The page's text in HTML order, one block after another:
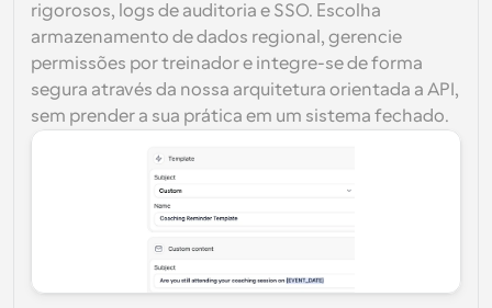
rigorosos, logs de auditoria e SSO. Escolha
armazenamento de dados regional, gerencie
permissões por treinador e integre-se de forma
segura através da nossa arquitetura orientada a API,
sem prender a sua prática em um sistema fechado.